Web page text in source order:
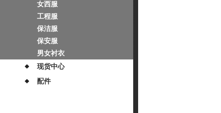
女西服
工程服
保洁服
保安服
男女衬衣
现货中心
配件